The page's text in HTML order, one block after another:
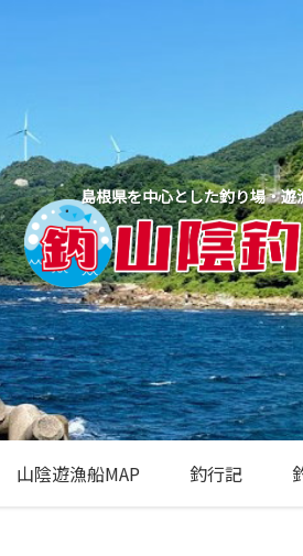
島根県を中心とした釣り場・
山陰遊漁船MAP 釣行記